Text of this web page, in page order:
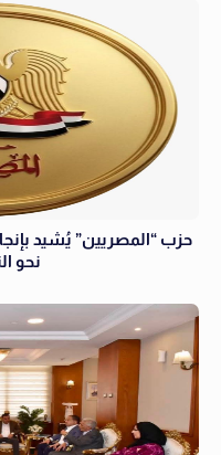
حزب “المصريين” يُشيد
نحو